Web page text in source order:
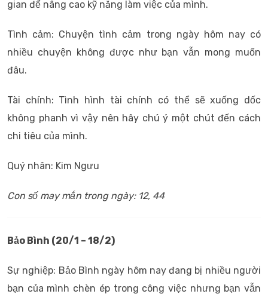
gian để nâng cao kỹ năng làm việc của mình.
Tình cảm: Chuyện tình cảm trong ngày hôm nay có
nhiều chuyện không được như bạn vẫn mong muốn
đâu.
Tài chính: Tình hình tài chính có thể sẽ xuống dốc
không phanh vì vậy nên hãy chú ý một chút đến cách
chi tiêu của mình.
Quý nhân: Kim Ngưu
Con số may mắn trong ngày: 12, 44
Bảo Bình (20/1 – 18/2)
Sự nghiệp: Bảo Bình ngày hôm nay đang bị nhiều người
bạn của mình chèn ép trong công việc nhưng bạn vẫn